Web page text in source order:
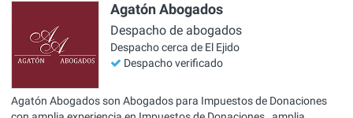
Agatón Abogados
Despacho de abogados
Despacho cerca de El Ejido
Despacho verificado
Agatón Abogados son Abogados para Impuestos de Donaciones